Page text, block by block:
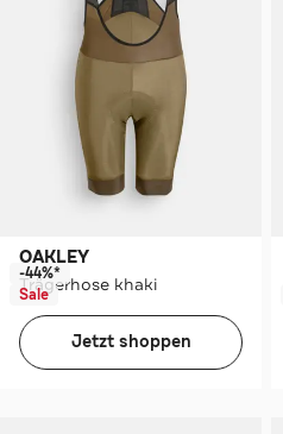
OAKLEY
Trägerhose khaki
-44%*
Sale
Jetzt shoppen